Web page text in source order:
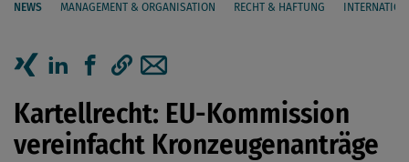
NEWS MANAGEMENT & ORGANISATION RECHT & HAFTUNG
Seiteninhalt
Artikel auf linkedIn teilen
Artikel auf Facebook teilen
Artikellink kopieren
Artikel per Mail teilen
Kartellrecht: EU-Kommission
vereinfacht Kronzeugenanträge